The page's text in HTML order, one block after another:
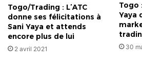
Togo/Trading : L’ATC
donne ses félicitations à
Sani Yaya et attends
encore plus de lui
2 avril 2021
Togo
Yaya
30